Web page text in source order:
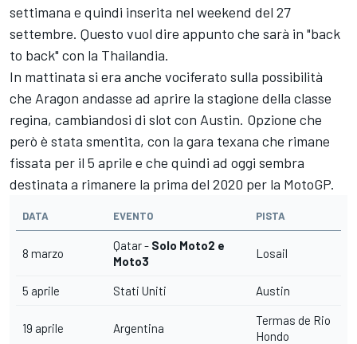
settimana e quindi inserita nel weekend del 27
settembre. Questo vuol dire appunto che sarà in "back
to back" con la Thailandia.
In mattinata si era anche vociferato sulla possibilità
che Aragon andasse ad aprire la stagione della classe
regina, cambiandosi di slot con Austin. Opzione che
però è stata smentita, con la gara texana che rimane
fissata per il 5 aprile e che quindi ad oggi sembra
destinata a rimanere la prima del 2020 per la MotoGP.
DATA EVENTO PISTA
8 marzo
Qatar - Solo Moto2 e
Moto3
Losail
5 aprile Stati Uniti Austin
19 aprile Argentina
Termas de Rio
Hondo